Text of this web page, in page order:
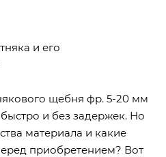
и его
щебня фр. 5-20 мм
и без задержек. Но
материала и какие
приобретением? Вот